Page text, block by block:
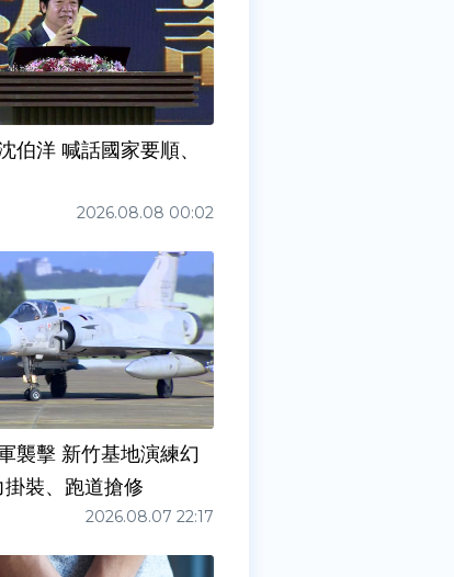
伯洋 喊話國家要順、
2026.08.08 00:02
襲擊 新竹基地演練幻
裝、跑道搶修
2026.08.07 22:17